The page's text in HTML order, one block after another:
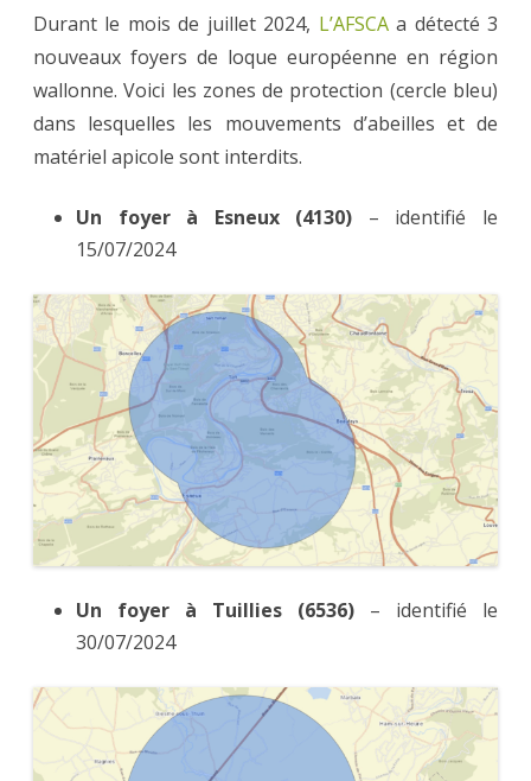
en
–
3
en
Durant le mois de juillet 2024, L’AFSCAa détecté 3
nouveaux foyers de loque européenne en région
wallonne. Voici les zones de protection (cercle bleu)
dans lesquelles les mouvements d’abeilles et de
matériel apicole sont interdits.
Un foyer à Esneux (4130) – identifié le
15/07/2024
Un foyer à Tuillies (6536) – identifié le
30/07/2024